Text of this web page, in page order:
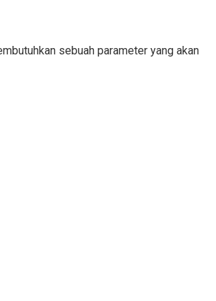
sebuah parameter yang akan